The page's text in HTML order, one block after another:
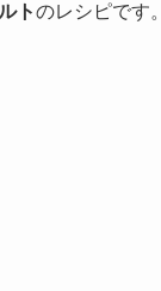
トのレシピです。